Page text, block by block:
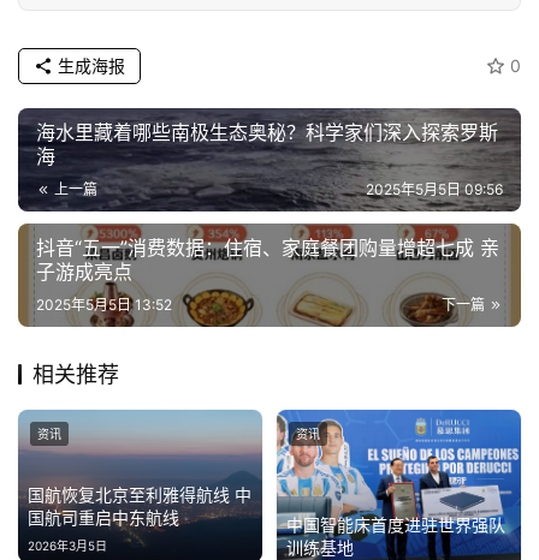
0
生成海报
海水里藏着哪些南极生态奥秘？科学家们深入探索罗斯
海
上一篇 2025年5月5日 09:56
抖音“五一”消费数据：住宿、家庭餐团购量增超七成 亲
子游成亮点
下一篇
2025年5月5日 13:52
相关推荐
国航恢复北京至利雅得航线 中
国航司重启中东航线
2026年3月5日
资讯
中国智能床首度进驻世界强队
训练基地
资讯